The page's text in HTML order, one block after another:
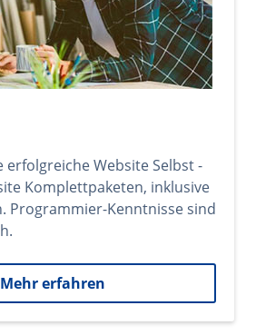
erfolgreiche Website Selbst -
Komplettpaketen, inklusive
Programmier-Kenntnisse sind
Mehr erfahren